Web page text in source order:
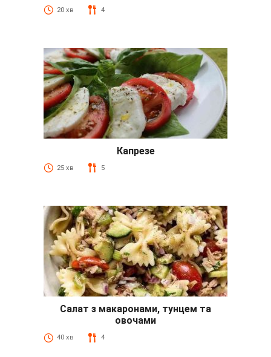
20 хв 4
Капрезе
25 хв 5
Салат з макаронами, тунцем та
овочами
40 хв 4